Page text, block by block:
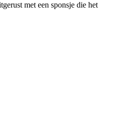
met een sponsje die het